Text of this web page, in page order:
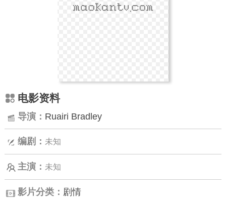
电影资料
导演： Ruairi Bradley
编剧： 未知
主演： 未知
影片分类： 剧情